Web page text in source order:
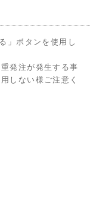
」ボタンを使用し
発注が発生する事
しない様ご注意く